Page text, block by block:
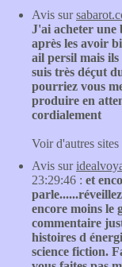
Avis sur
J'ai acheter une
après les avoir
ail persil mais ils
suis très déçut
pourriez vous
produire en
cordialement
Voir d'autres sites
Avis sur
23:29:46 : et
encore moins le
commentaire
histoires d
science fiction.